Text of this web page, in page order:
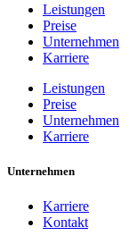
Leistungen
Preise
Unternehmen
Karriere
Leistungen
Preise
Unternehmen
Karriere
Unternehmen
Karriere
Kontakt